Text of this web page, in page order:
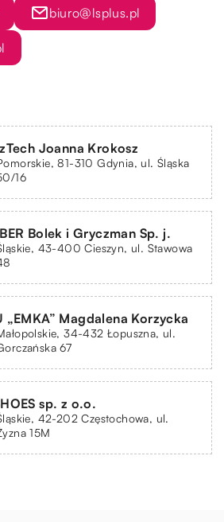
biuro@lsplus.pl
Joanna Krokosz
81-310 Gdynia, ul. Śląska
16
Bolek i Gryczman Sp. j.
43-400 Cieszyn, ul. Stawowa
„EMKA” Magdalena Korzycka
34-432 Łopuszna, ul.
67
sp. z o.o.
42-202 Częstochowa, ul.
15M